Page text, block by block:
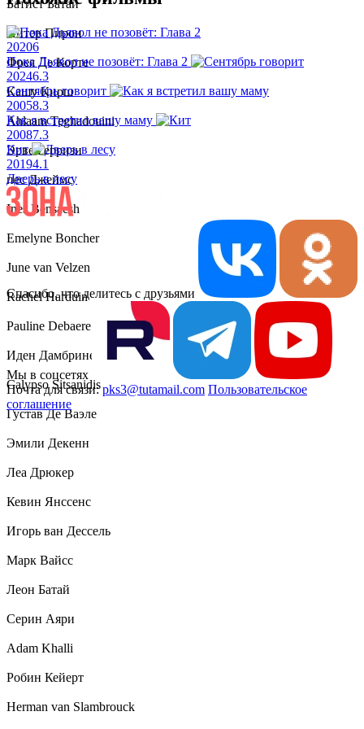
Батист Батай
Питер Пирон
Фрея Де Корте
Кашу Кирш
Ahlaam Teghadouini
Эрве Герризи
пес Джеймс
Ines Bensacsh
Emelyne Boncher
June van Velzen
Rachel Harduin
Pauline Debaere
Иден Дамбрине
Calypso Sitsanidis
Густав Де Ваэле
Эмили Декенн
Леа Дрюкер
Кевин Янссенс
Игорь ван Дессель
Марк Вайсс
Леон Батай
Серин Аяри
Adam Khalli
Робин Кейерт
Herman van Slambrouck
20206
Пока Дьявол не позовёт: Глава 2
20246.3
Сентябрь говорит
20058.3
Как я встретил вашу маму
20087.3
Кит
20194.1
Дверь в лесу
Спасибо, что делитесь с друзьями
Мы в соцсетях
Почта для связи:pks3@tutamail.com Пользовательское
соглашение